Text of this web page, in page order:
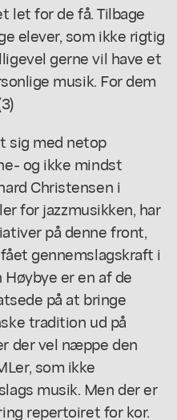
let for de få. Tilbage
elever, som ikke rigtig
gerne vil have et
musik. For dem
sig med netop
og ikke mindst
Christensen i
for jazzmusikken, har
på denne front,
gennemslagskraft i
Høybye er en af de
på at bringe
tradition ud på
der vel næppe den
som ikke
musik. Men der er
repertoiret for kor.